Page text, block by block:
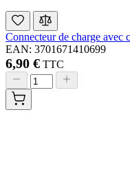
Connecteur de charge avec
EAN: 3701671410699
6,90 € TTC